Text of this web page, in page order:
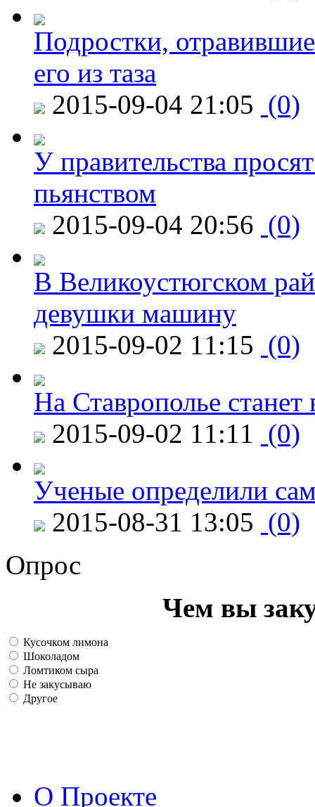
Подростки,
его из таза
2015-09-04 21:05 (0)
У правительства
пьянством
2015-09-04 20:56 (0)
В Великоустюгском
девушки машину
2015-09-02 11:15 (0)
На Ставрополье
2015-09-02 11:11 (0)
Ученые определили
2015-08-31 13:05 (0)
Опрос
Чем вы
Кусочком лимона
Шоколадом
Ломтиком сыра
Не закусываю
Другое
О Проекте